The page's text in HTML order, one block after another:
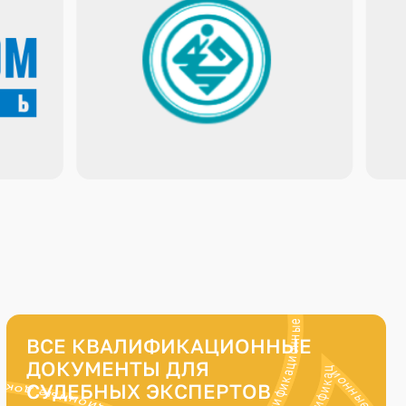
ВСЕ КВАЛИФИКАЦИОННЫЕ
ДОКУМЕНТЫ ДЛЯ
СУДЕБНЫХ ЭКСПЕРТОВ